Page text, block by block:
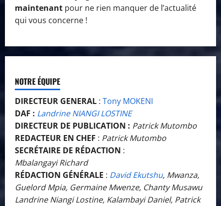
maintenant pour ne rien manquer de l’actualité
qui vous concerne !
NOTRE ÉQUIPE
DIRECTEUR GENERAL : Tony MOKENI
DAF : Landrine NIANGI LOSTINE
DIRECTEUR DE PUBLICATION : Patrick Mutombo
REDACTEUR EN CHEF : Patrick Mutombo
SECRÉTAIRE DE RÉDACTION :
Mbalangayi Richard
RÉDACTION GÉNÉRALE : David Ekutshu, Mwanza,
Guelord Mpia, Germaine Mwenze, Chanty Musawu
Landrine Niangi Lostine, Kalambayi Daniel, Patrick